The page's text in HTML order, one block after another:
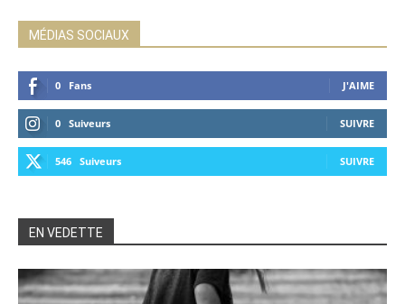
MÉDIAS SOCIAUX
0 Fans J'AIME
0 Suiveurs SUIVRE
546 Suiveurs SUIVRE
EN VEDETTE